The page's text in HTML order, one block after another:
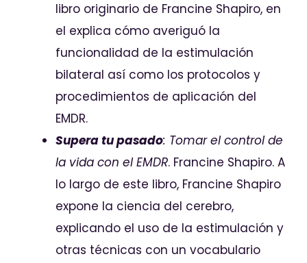
libro originario de Francine Shapiro, en
el explica cómo averiguó la
funcionalidad de la estimulación
bilateral así como los protocolos y
procedimientos de aplicación del
EMDR.
Supera tu pasado: Tomar el control de
la vida con el EMDR. Francine Shapiro. A
lo largo de este libro, Francine Shapiro
expone la ciencia del cerebro,
explicando el uso de la estimulación y
otras técnicas con un vocabulario